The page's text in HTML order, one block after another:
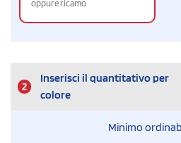
oppure ricamo
2
Inserisci il quantitativo per
colore
Minimo